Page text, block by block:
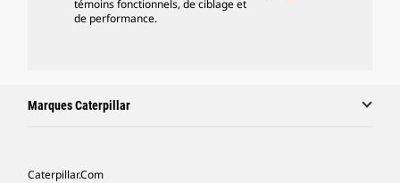
témoins fonctionnels, de ciblage et
de performance.
Marques Caterpillar
Caterpillar.com